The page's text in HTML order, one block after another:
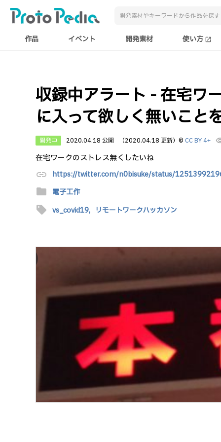
作品 イベント 開発素材 使い方 open_in_new
収録中アラート - 在宅ワ
に入って欲しく無いこと
開発中 2020.04.18 公開 （2020.04.18 更新） © CC BY 4+
在宅ワークのストレス無くしたいね
link https://twitter.com/n0bisuke/status/
folder 電子工作
sell vs_covid19, リモートワークハッカソン